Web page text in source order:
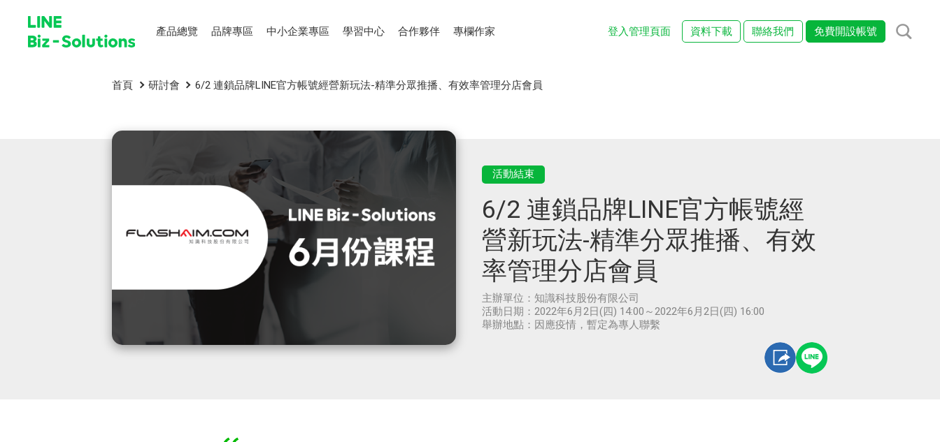
產品總覽 品牌專區 中小企業專區 學習中心 合作夥伴 專欄作家 登入管理頁面 資料下載 聯絡我們 免費開設帳號
首頁 研討會 6/2 連鎖品牌LINE官方帳號經營新玩法-精準分眾推播、有效率管理分店會員
活動結束
6/2 連鎖品牌LINE官方帳號經
營新玩法-精準分眾推播、有效
率管理分店會員
主辦單位：知識科技股份有限公司
活動日期： 2022年6月2日(四) 14:00～2022年6月2日(四) 16:00
舉辦地點： 因應疫情，暫定為專人聯繫